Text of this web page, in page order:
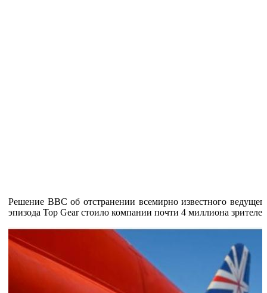
Решение BBC об отстранении всемирно известного
эпизода Top Gear стоило компании почти 4 миллиона